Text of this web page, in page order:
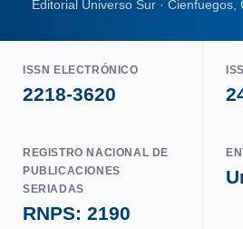
Editorial Universo Sur · Cienfuegos,
ISSN ELECTRÓNICO
2218-3620
REGISTRO NACIONAL DE
PUBLICACIONES
SERIADAS
RNPS: 2190